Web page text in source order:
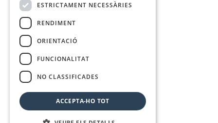
ESTRICTAMENT NECESSÀRIES
RENDIMENT
ORIENTACIÓ
FUNCIONALITAT
NO CLASSIFICADES
ACCEPTA-HO TOT